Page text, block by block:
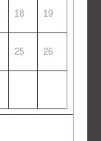
18 19
25 26